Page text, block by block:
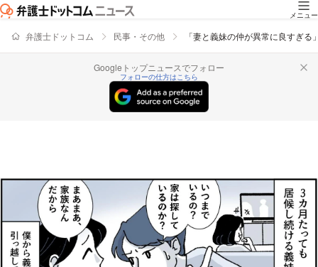
メニュー
弁護士ドットコム 民事・その他 「妻と義妹の仲が異常に良すぎ
Googleトップニュースでフォロー
フォローの仕方はこちら